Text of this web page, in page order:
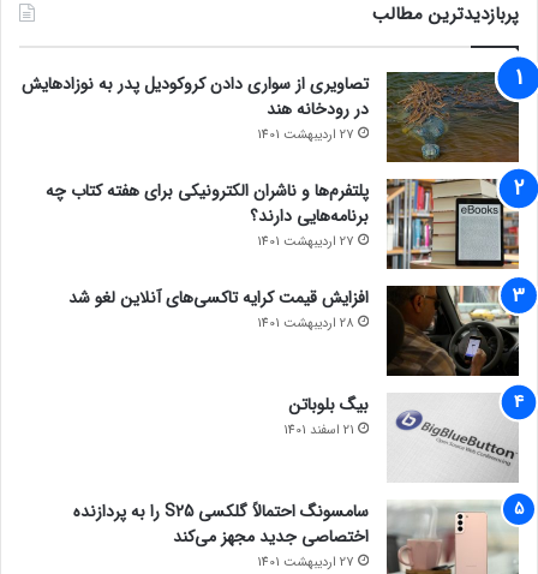
پربازدیدترین مطالب
تصاویری از سواری دادن کروکودیل پدر به نوزادهایش
در رودخانه هند
27 اردیبهشت 1401
پلتفرم‌ها و ناشران الکترونیکی برای هفته کتاب چه
برنامه‌هایی دارند؟
27 اردیبهشت 1401
افزایش قیمت کرایه تاکسی‌های آنلاین لغو شد
28 اردیبهشت 1401
بیگ بلوباتن
21 اسفند 1401
سامسونگ احتمالاً گلکسی S25 را به پردازنده
اختصاصی جدید مجهز می‌کند
27 اردیبهشت 1401